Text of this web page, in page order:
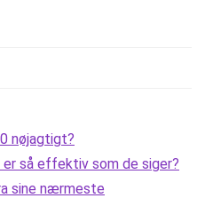
nøjagtigt?
så effektiv som de siger?
sine nærmeste